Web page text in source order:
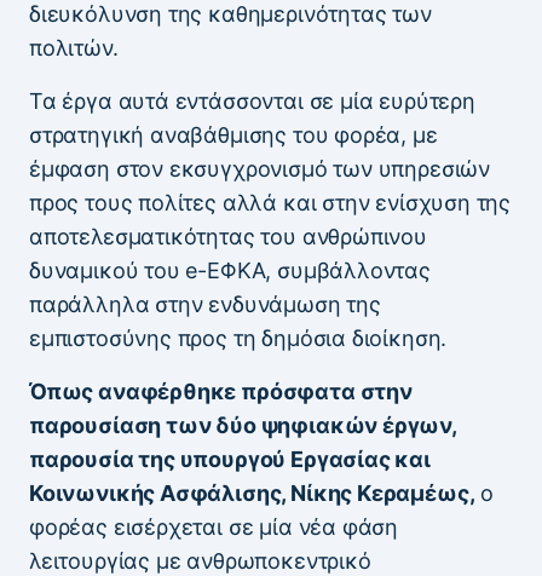
διευκόλυνση της καθημερινότητας των
πολιτών.
Τα έργα αυτά εντάσσονται σε μία ευρύτερη
στρατηγική αναβάθμισης του φορέα, με
έμφαση στον εκσυγχρονισμό των υπηρεσιών
προς τους πολίτες αλλά και στην ενίσχυση της
αποτελεσματικότητας του ανθρώπινου
δυναμικού του e-ΕΦΚΑ, συμβάλλοντας
παράλληλα στην ενδυνάμωση της
εμπιστοσύνης προς τη δημόσια διοίκηση.
Όπως αναφέρθηκε πρόσφατα στην
παρουσίαση των δύο ψηφιακών έργων,
παρουσία της υπουργού Εργασίας και
Κοινωνικής Ασφάλισης, Νίκης Κεραμέως, ο
φορέας εισέρχεται σε μία νέα φάση
λειτουργίας με ανθρωποκεντρικό